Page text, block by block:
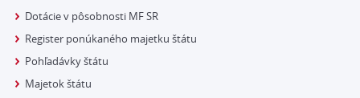
Dotácie v pôsobnosti MF SR
Register ponúkaného majetku štátu
Pohľadávky štátu
Majetok štátu